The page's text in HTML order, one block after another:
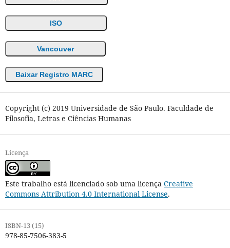
ISO
Vancouver
Baixar Registro MARC
Copyright (c) 2019 Universidade de São Paulo. Faculdade de
Filosofia, Letras e Ciências Humanas
Licença
Este trabalho está licenciado sob uma licença Creative
Commons Attribution 4.0 International License.
ISBN-13 (15)
978-85-7506-383-5